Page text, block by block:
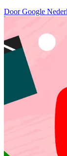
Door Google